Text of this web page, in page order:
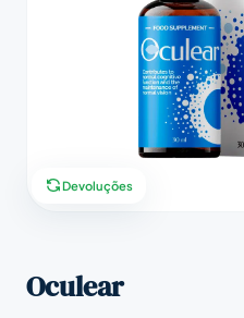
Devoluções
Oculear